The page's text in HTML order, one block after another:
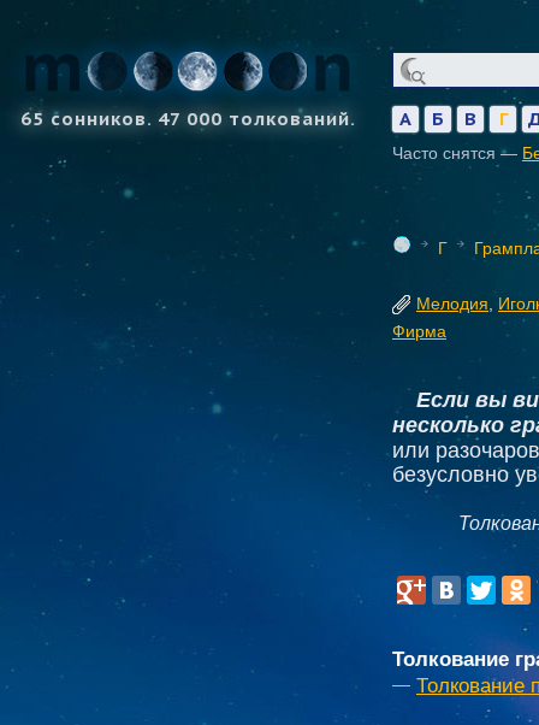
65 сонников. 47 000 толкований. А Б В Г
Часто снятся —
Г
Мелодия
Фирма
Если вы
несколько
или
безусловно
Толкование
Толкование